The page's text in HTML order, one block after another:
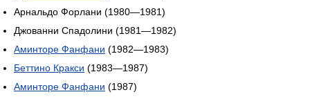
Арнальдо Форлани (1980—1981)
Джованни Спадолини (1981—1982)
Аминторе Фанфани (1982—1983)
Беттино Кракси (1983—1987)
Аминторе Фанфани (1987)